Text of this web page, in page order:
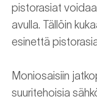
pistorasiat
avulla. Tällöin
esinettä
Moniosaisiin
suuritehoisia